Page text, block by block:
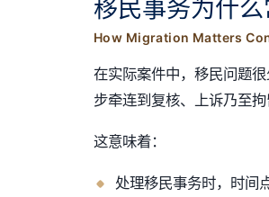
移民事务为什
How Migration Matters
在实际案件中，移民问题
步牵连到复核、上诉乃至拘
这意味着：
处理移民事务时，时间